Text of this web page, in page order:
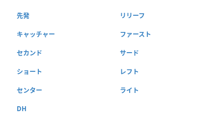
先発 リリーフ
キャッチャー ファースト
セカンド サード
ショート レフト
センター ライト
DH